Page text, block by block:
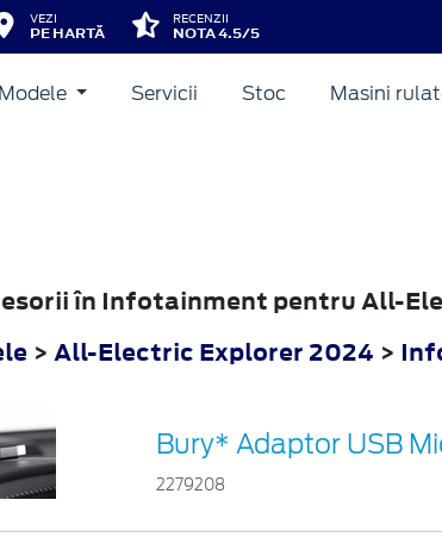
VEZI
PE HARTĂ
RECENZII
NOTA 4.5/5
Modele Servicii Stoc Masini
EXPLORER
în Infotainment pentru All-
> All-Electric Explorer 2024 >
Bury* Adaptor USB
2279208